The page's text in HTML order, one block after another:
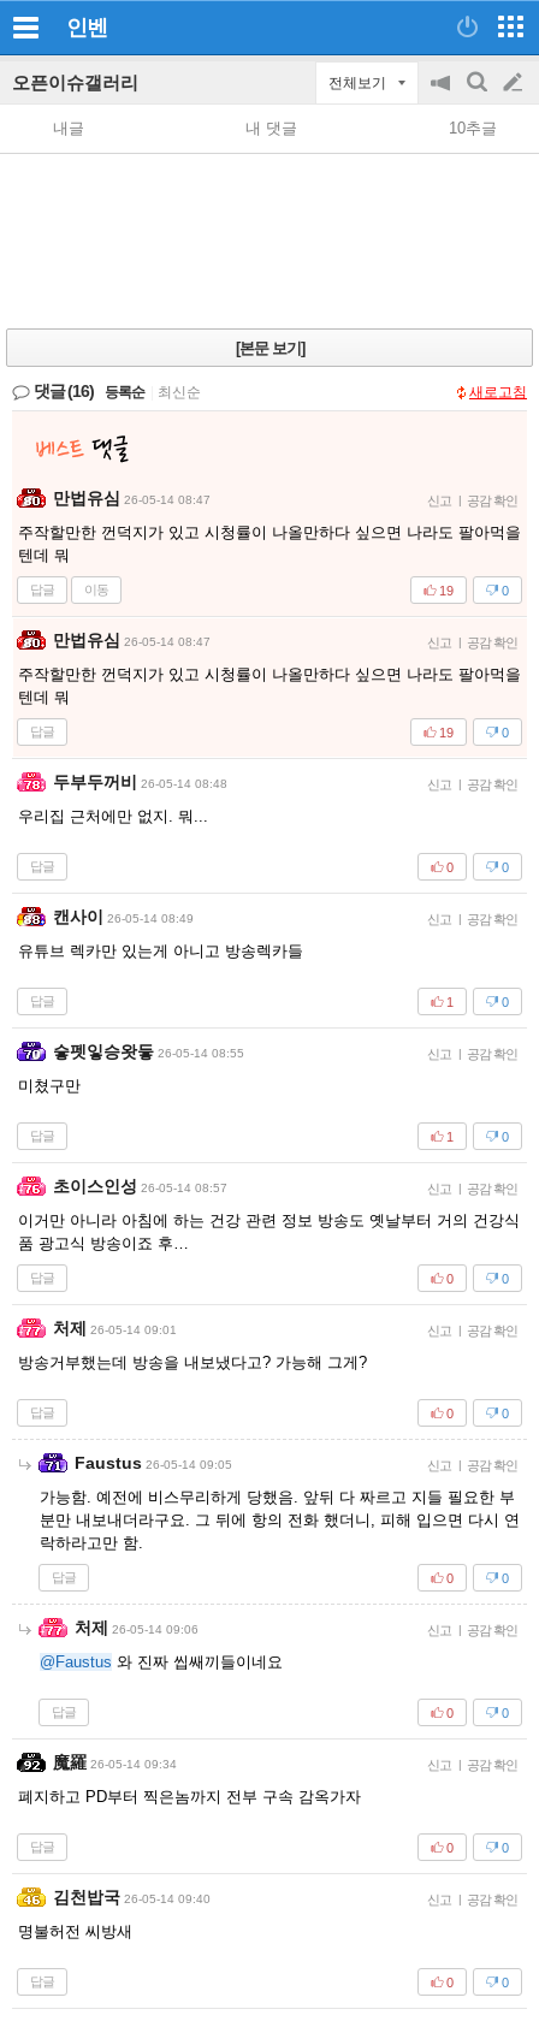
인벤
오픈이슈갤러리 전체보기
공
지
on/off
검
색
글
쓰
내글 내 댓글 10추글
[본문 보기]
댓글(16) 등록순 최신순 새로고침
만법유심 26-05-14 08:47 신고 | 공감 확인
주작할만한 껀덕지가 있고 시청률이 나올만하다 싶으면 나라도 팔아먹을
텐데 뭐
답글 이동 0
19
만법유심 26-05-14 08:47 신고 | 공감 확인
주작할만한 껀덕지가 있고 시청률이 나올만하다 싶으면 나라도 팔아먹을
텐데 뭐
답글 0
19
두부두꺼비 26-05-14 08:48 신고 | 공감 확인
우리집 근처에만 없지. 뭐...
답글 0
0
캔사이 26-05-14 08:49 신고 | 공감 확인
유튜브 렉카만 있는게 아니고 방송렉카들
답글 0
1
슿펫잏승왓듷 26-05-14 08:55 신고 | 공감 확인
미쳤구만
답글 0
1
초이스인성 26-05-14 08:57 신고 | 공감 확인
이거만 아니라 아침에 하는 건강 관련 정보 방송도 옛날부터 거의 건강식
품 광고식 방송이죠 후…
답글 0
0
처제 26-05-14 09:01 신고 | 공감 확인
방송거부했는데 방송을 내보냈다고? 가능해 그게?
답글 0
0
Faustus 26-05-14 09:05 신고 | 공감 확인
가능함. 예전에 비스무리하게 당했음. 앞뒤 다 짜르고 지들 필요한 부
분만 내보내더라구요. 그 뒤에 항의 전화 했더니, 피해 입으면 다시 연
락하라고만 함.
답글 0
0
처제 26-05-14 09:06 신고 | 공감 확인
@Faustus 와 진짜 씹쌔끼들이네요
답글 0
0
魔羅 26-05-14 09:34 신고 | 공감 확인
폐지하고 PD부터 찍은놈까지 전부 구속 감옥가자
답글 0
0
김천밥국 26-05-14 09:40 신고 | 공감 확인
명불허전 씨방새
답글 0
0